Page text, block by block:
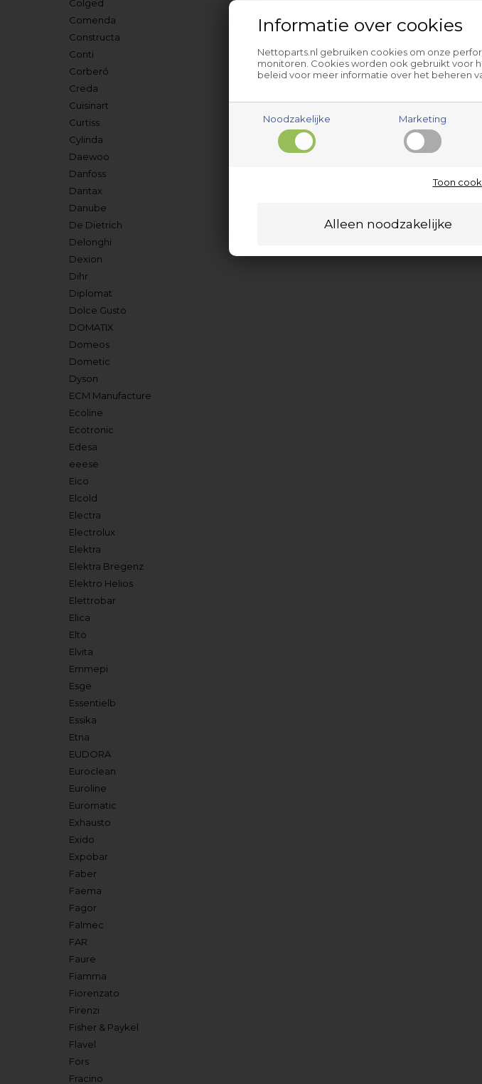
Informatie over cookies
Nettoparts.nl gebruiken cookies om onze
monitoren. Cookies worden ook gebruikt voor
beleid voor meer informatie over het beheren
Noodzakelijke Marketing
Toon
Colged
Comenda
Constructa
Conti
Corberó
Creda
Cuisinart
Curtiss
Cylinda
Daewoo
Danfoss
Dantax
Danube
De Dietrich
Delonghi
Dexion
Dihr
Diplomat
Dolce Gusto
DOMATIX
Domeos
Dometic
Dyson
ECM Manufacture
Ecoline
Ecotronic
Edesa
eeese
Eico
Elcold
Electra
Electrolux
Elektra
Elektra Bregenz
Elektro Helios
Elettrobar
Elica
Elto
Elvita
Emmepi
Esge
Essentielb
Essika
Etna
EUDORA
Euroclean
Euroline
Euromatic
Exhausto
Exido
Expobar
Faber
Faema
Fagor
Falmec
FAR
Faure
Fiamma
Fiorenzato
Firenzi
Fisher & Paykel
Flavel
Fors
Fracino